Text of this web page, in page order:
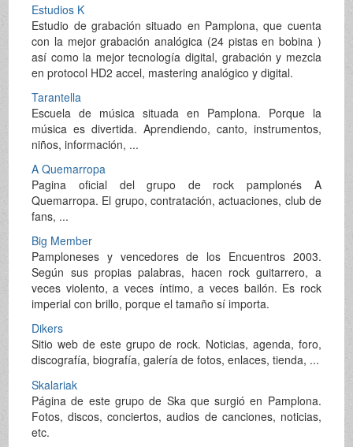
Estudios K
Estudio de grabación situado en Pamplona, que cuenta
con la mejor grabación analógica (24 pistas en bobina )
así como la mejor tecnología digital, grabación y mezcla
en protocol HD2 accel, mastering analógico y digital.
Tarantella
Escuela de música situada en Pamplona. Porque la
música es divertida. Aprendiendo, canto, instrumentos,
niños, información, ...
A Quemarropa
Pagina oficial del grupo de rock pamplonés A
Quemarropa. El grupo, contratación, actuaciones, club de
fans, ...
Big Member
Pamploneses y vencedores de los Encuentros 2003.
Según sus propias palabras, hacen rock guitarrero, a
veces violento, a veces íntimo, a veces bailón. Es rock
imperial con brillo, porque el tamaño sí importa.
Dikers
Sitio web de este grupo de rock. Noticias, agenda, foro,
discografía, biografía, galería de fotos, enlaces, tienda, ...
Skalariak
Página de este grupo de Ska que surgió en Pamplona.
Fotos, discos, conciertos, audios de canciones, noticias,
etc.